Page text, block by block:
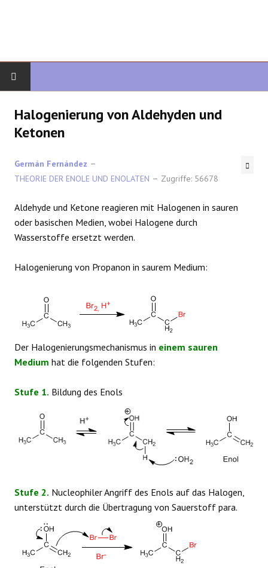
ORGANISCHE CHEMIE
FORTGESCHRITTENE ORGANISCHE
SYNTHESE
Halogenierung von Aldehyden und
Ketonen
Germán Fernández
THEORIE DER ENOLE UND ENOLATEN
Zugriffe: 56678
Aldehyde und Ketone reagieren mit Halogenen in sauren
oder basischen Medien, wobei Halogene durch
Wasserstoffe ersetzt werden.
Halogenierung von Propanon in saurem Medium:
Der Halogenierungsmechanismus in einem sauren
Medium hat die folgenden Stufen:
Stufe 1. Bildung des Enols
Stufe 2. Nucleophiler Angriff des Enols auf das Halogen,
unterstützt durch die Übertragung von Sauerstoff para.